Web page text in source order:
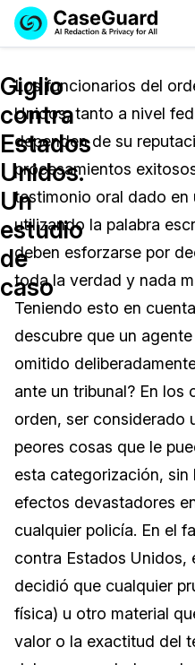
Licencia de
Precios de
Soluciones
Redacción de
Redacción de
Redacción de
Redacción de
Transcripción y
Industrias
Cuerpos Policiales
Transportación
Educación
El Gobierno
Servicios
Casinos
Medios de
Entretenimiento
Centros de
Precios
Recursos
Artículos
Casos Practicos
Videoteca
Recomendaciones
Sobre nosotros
Trabaja con
Eventos
Giglio
contra
Estados
Unidos.
Un
estudio
de
caso
Los funcionarios del
Unidos, tanto a nivel
dependen de su
procesamientos
testimonio oral dado en
utilizando la palabra
deben esforzarse por
toda la verdad y nada
Teniendo esto en
descubre que un
omitido
ante un tribunal? En los
orden, ser considerado
peores cosas que le
esta categorización, sin
efectos devastadores
cualquier policía. En el
contra Estados Unidos,
decidió que cualquier
física) u otro material
valor o la exactitud del